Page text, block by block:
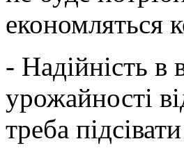
економляться
- Надійність в
урожайності
треба